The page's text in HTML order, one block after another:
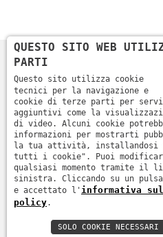
Home Azienda
Informativa sulla privacy
QUESTO SITO WEB
PARTI
Questo sito utilizza cookie
tecnici per la navigazione e
cookie di terze parti per
aggiuntivi come la
di video. Alcuni cookie
informazioni per mostrarti
la tua attività, installandosi
tutti i cookie". Puoi
qualsiasi momento tramite il
sinistra. Cliccando su un
e accettato l' informativa
policy.
SOLO COOKIE NECESSARI